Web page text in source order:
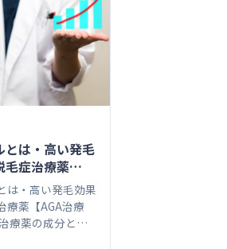
とは・高い発毛
毛症治療薬
】
は・高い発毛効果
療薬【AGA治療
療薬の成分とし